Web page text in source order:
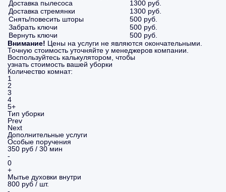
Доставка пылесоса
1300 руб.
Доставка стремянки
1300 руб.
Снять/повесить шторы
500 руб.
Забрать ключи
500 руб.
Вернуть ключи
500 руб.
Внимание! Цены на услуги не являются окончательными.
Точную стоимость уточняйте у менеджеров компании.
Воспользуйтесь калькулятором, чтобы
узнать стоимость вашей уборки
Количество комнат:
1
2
3
4
5+
Тип уборки
Prev
Next
Дополнительные услуги
Особые поручения
350 руб / 30 мин
-
0
+
Мытье духовки внутри
800 руб / шт.